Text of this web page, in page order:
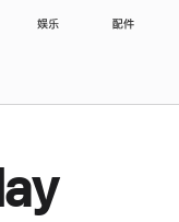
娱乐 配件